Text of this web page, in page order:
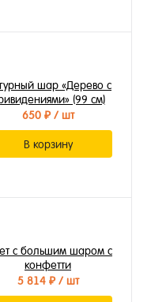
шар «Дерево с
(99 см)
650 ₽/ шт
В корзину
с большим шаром с
конфетти
5 814 ₽/ шт